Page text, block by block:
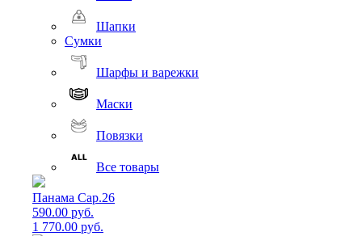
Шапки
Сумки
Шарфы и варежки
Маски
Повязки
Все товары
Панама Cap.26
590.00 руб.
1 770.00 руб.